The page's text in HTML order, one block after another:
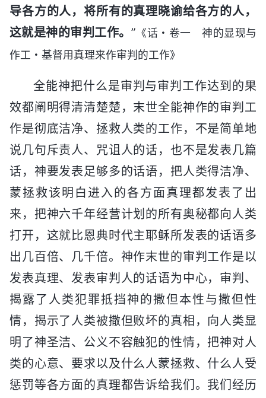
导各方的人，将所有的真理晓谕给各方的人，
这就是神的审判工作。 ” 《话・卷一 神的显现与
作工・基督用真理来作审判的工作》
全能神把什么是审判与审判工作达到的果
效都阐明得清清楚楚，末世全能神作的审判工
作是彻底洁净、拯救人类的工作，不是简单地
说几句斥责人、咒诅人的话，也不是发表几篇
话，神要发表足够多的话语，把人类得洁净、
蒙拯救该明白进入的各方面真理都发表了出
来，把神六千年经营计划的所有奥秘都向人类
打开，这就比恩典时代主耶稣所发表的话语多
出几百倍、几千倍。神作末世的审判工作是以
发表真理、发表审判人的话语为中心，审判、
揭露了人类犯罪抵挡神的撒但本性与撒但性
情，揭示了人类被撒但败坏的真相，向人类显
明了神圣洁、公义不容触犯的性情，把神对人
类的心意、要求以及什么人蒙拯救、什么人受
惩罚等各方面的真理都告诉给我们。我们经历